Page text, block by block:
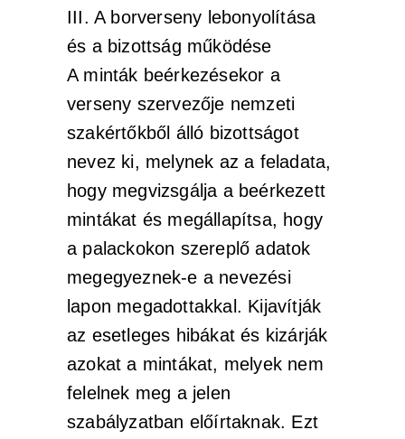
III. A borverseny lebonyolítása
és a bizottság működése
A minták beérkezésekor a
verseny szervezője nemzeti
szakértőkből álló bizottságot
nevez ki, melynek az a feladata,
hogy megvizsgálja a beérkezett
mintákat és megállapítsa, hogy
a palackokon szereplő adatok
megegyeznek-e a nevezési
lapon megadottakkal. Kijavítják
az esetleges hibákat és kizárják
azokat a mintákat, melyek nem
felelnek meg a jelen
szabályzatban előírtaknak. Ezt